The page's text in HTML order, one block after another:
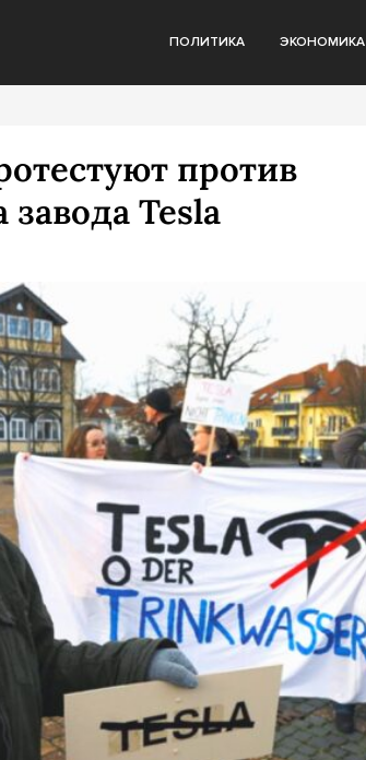
ПОЛИТИКА ЭКОНОМИКА
против
завода Tesla